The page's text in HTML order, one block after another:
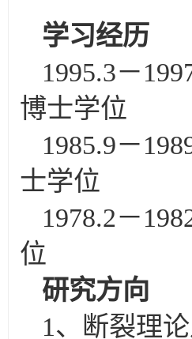
学习经历
1995.3－
博士学位
1985.9－
士学位
1978.2－
位
研究方向
1、断裂理